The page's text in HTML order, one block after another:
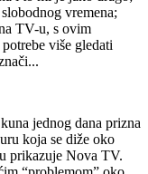
vremena;
TV-u, s ovim
više gledati
jednog dana prizna
koja se diže oko
prikazuje Nova TV.